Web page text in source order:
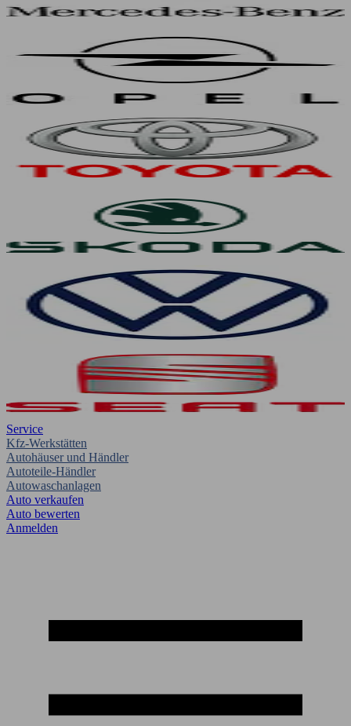
Service
Kfz-Werkstätten
Autohäuser und Händler
Autoteile-Händler
Autowaschanlagen
Auto verkaufen
Auto bewerten
Anmelden